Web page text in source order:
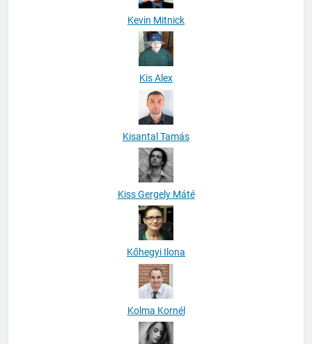
Kevin Mitnick
Kis Alex
Kisantal Tamás
Kiss Gergely Máté
Kőhegyi Ilona
Kolma Kornél